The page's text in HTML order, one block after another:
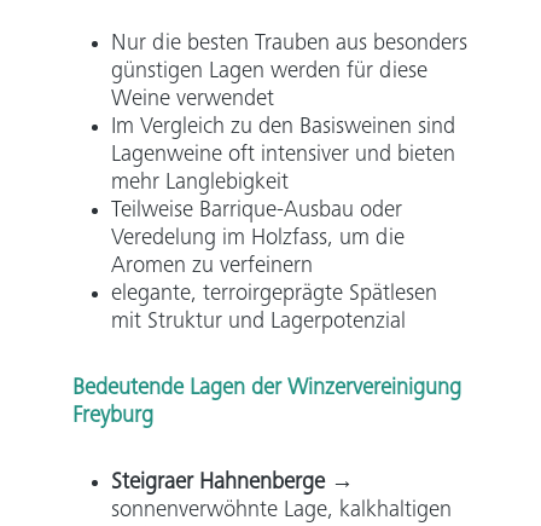
Nur die besten Trauben aus besonders
günstigen Lagen werden für diese
Weine verwendet
Im Vergleich zu den Basisweinen sind
Lagenweine oft intensiver und bieten
mehr Langlebigkeit
Teilweise Barrique-Ausbau oder
Veredelung im Holzfass, um die
Aromen zu verfeinern
elegante, terroirgeprägte Spätlesen
mit Struktur und Lagerpotenzial
Bedeutende Lagen der Winzervereinigung
Freyburg
Steigraer Hahnenberge→
sonnenverwöhnte Lage, kalkhaltigen